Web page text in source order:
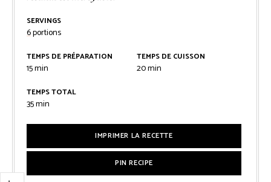
SERVINGS
6portions
TEMPS DE PRÉPARATION
15minutes
min
TEMPS DE CUISSON
20minutes
min
TEMPS TOTAL
35minutes
min
IMPRIMER LA RECETTE
PIN RECIPE